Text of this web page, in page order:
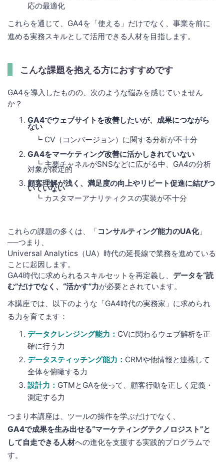
応の最適化
これらを通じて、GA4を「使える」だけでなく、事業を前に
進める実務スキルとして活用できる人材を目指します。
こんな課題を抱える方におすすめです
GA4を導入したものの、次のような悩みを感じていません
か？
GA4でウェブサイトを改善したいが、成果につながら
ない
┗ CV（コンバージョン）に関する分析が不十分
GA4をマーケティング改善に活かしきれていない
┗ 主要チャネルがSNSなどに広がる中、GA4の分析
対象が限定的
顧客理解が浅く、満足度の向上やリピート促進に結びつ
いていない
┗ カスタマーアナリティクスの実装が不十分
これらの課題の多くは、「コンサルティング能力のUA化」
──つまり、
Universal Analytics（UA）時代の延長線で業務を進めている
ことに起因します。
GA4時代に求められるスキルセットを再定義し、 データを“読
む”だけでなく、“活かす”力が必要とされています。
本講座では、以下のような「GA4時代の実務家」に求められ
る力を育てます：
データクレンジング能力： CVに関わるウェブ解析を正
確に行う力
データスティッチング能力： CRMや他情報と連携して
全体を俯瞰する力
設計力： GTMとGAを使って、顧客行動を正しく定義・
測定する力
つまり本講座は、ツールの操作を学ぶだけでなく、
GA4で成果を生み出せる“マーケティングテクノロジスト”と
して自走できる人材への進化を支援する実践的プログラムで
す。